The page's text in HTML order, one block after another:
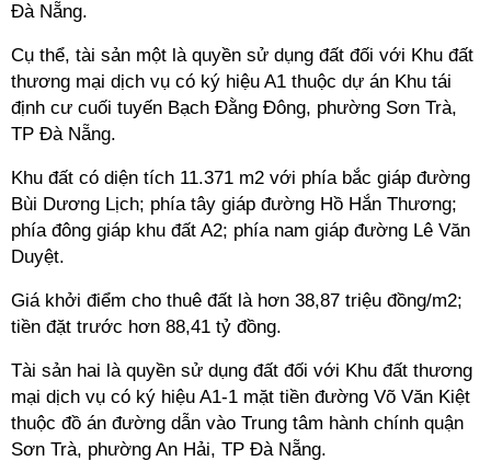
Đà Nẵng.
Cụ thể, tài sản một là quyền sử dụng đất đối với Khu đất
thương mại dịch vụ có ký hiệu A1 thuộc dự án Khu tái
định cư cuối tuyến Bạch Đằng Đông, phường Sơn Trà,
TP Đà Nẵng.
Khu đất có diện tích 11.371 m2 với phía bắc giáp đường
Bùi Dương Lịch; phía tây giáp đường Hồ Hắn Thương;
phía đông giáp khu đất A2; phía nam giáp đường Lê Văn
Duyệt.
Giá khởi điểm cho thuê đất là hơn 38,87 triệu đồng/m2;
tiền đặt trước hơn 88,41 tỷ đồng.
Tài sản hai là quyền sử dụng đất đối với Khu đất thương
mại dịch vụ có ký hiệu A1-1 mặt tiền đường Võ Văn Kiệt
thuộc đồ án đường dẫn vào Trung tâm hành chính quận
Sơn Trà, phường An Hải, TP Đà Nẵng.